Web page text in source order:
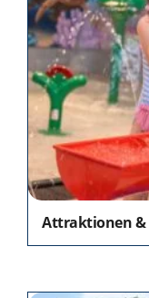
Attraktionen &